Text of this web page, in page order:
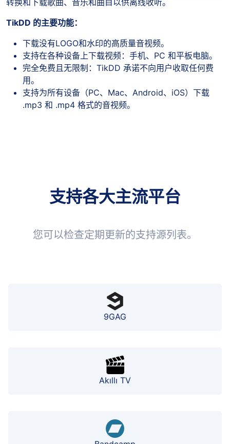
TikDD 的主要功能：
下载没有LOGO和水印的高质量音视频。
支持在各种设备上下载视频：手机、PC 和平板电脑。
完全免费且无限制：TikDD 承诺不向用户收取任何费
用。
支持为所有设备（PC、Mac、Android、iOS）下载
.mp3 和 .mp4 格式的音视频。
支持各大主流平台
您可以检查定期更新的支持源列表。
9GAG
Akıllı TV